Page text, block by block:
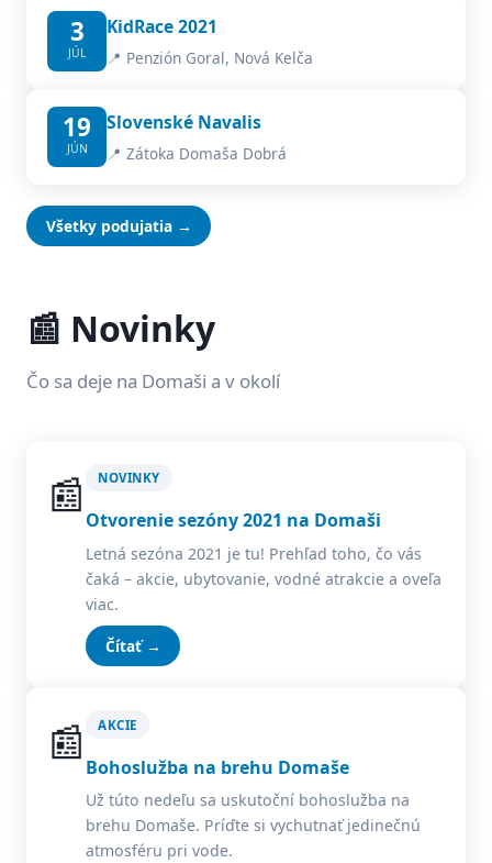
3
JÚL
KidRace 2021
📍 Penzión Goral, Nová Kelča
19
JÚN
Slovenské Navalis
📍 Zátoka Domaša Dobrá
Všetky podujatia →
📰 Novinky
Čo sa deje na Domaši a v okolí
📰 NOVINKY
Otvorenie sezóny 2021 na Domaši
Letná sezóna 2021 je tu! Prehľad toho, čo vás
čaká – akcie, ubytovanie, vodné atrakcie a oveľa
viac.
Čítať →
📰 AKCIE
Bohoslužba na brehu Domaše
Už túto nedeľu sa uskutoční bohoslužba na
brehu Domaše. Príďte si vychutnať jedinečnú
atmosféru pri vode.